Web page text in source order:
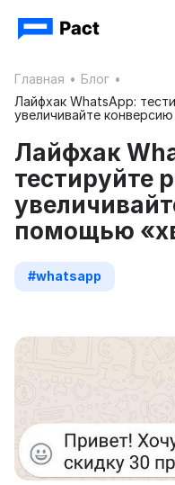
Главная • Блог •
Лайфхак WhatsApp:
увеличивайте
Лайфхак
тестируйте
помощью
#whatsapp